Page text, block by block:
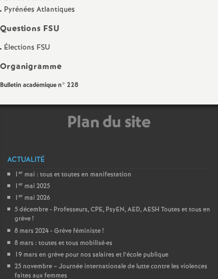
e
s
S
e
Pyrénées Atlantiques
Questions FSU
Élections FSU
Organigramme
Bulletin académique n° 228
Plan du site
ACTUALITÉ
1 er mai : tous et toutes en manifestation
1 er mai 2025
1 er mai 2026
5 décembre - Professeurs, CPE, PsyEN, AED, AESH Toutes et tous en
grève!
8 mars 2024 - Grève féministe!
8 mars : toutes et tous mobilisé·es
19 mars en grève pour nos salaires et l’école publique
25 novembre – Journée internationale de lutte contre les violences
faites aux femmes